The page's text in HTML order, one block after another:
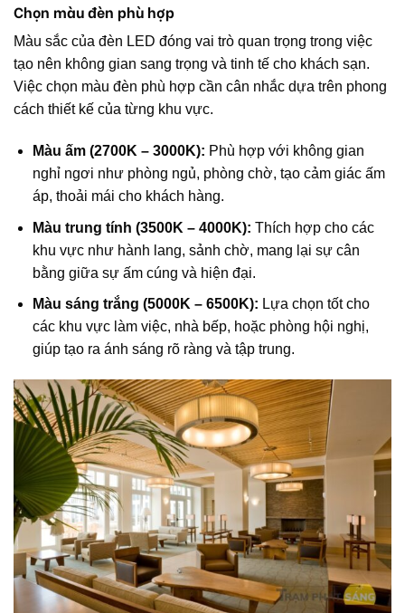
Chọn màu đèn phù hợp
Màu sắc của đèn LED đóng vai trò quan trọng trong việc
tạo nên không gian sang trọng và tinh tế cho khách sạn.
Việc chọn màu đèn phù hợp cần cân nhắc dựa trên phong
cách thiết kế của từng khu vực.
Màu ấm (2700K – 3000K): Phù hợp với không gian
nghỉ ngơi như phòng ngủ, phòng chờ, tạo cảm giác ấm
áp, thoải mái cho khách hàng.
Màu trung tính (3500K – 4000K): Thích hợp cho các
khu vực như hành lang, sảnh chờ, mang lại sự cân
bằng giữa sự ấm cúng và hiện đại.
Màu sáng trắng (5000K – 6500K): Lựa chọn tốt cho
các khu vực làm việc, nhà bếp, hoặc phòng hội nghị,
giúp tạo ra ánh sáng rõ ràng và tập trung.